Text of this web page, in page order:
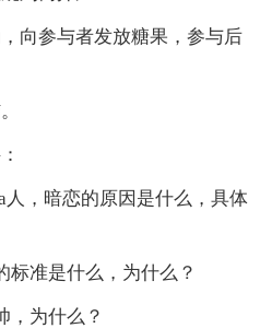
参与者发放糖果，参与后
，暗恋的原因是什么，具体
准是什么，为什么？
为什么？